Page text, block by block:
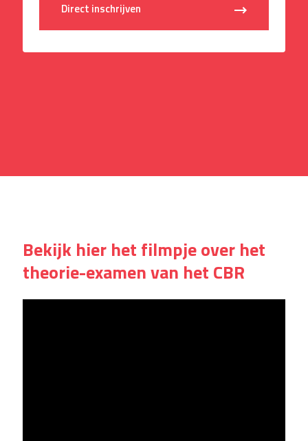
Direct inschrijven
Bekijk hier het filmpje over het
theorie-examen van het CBR